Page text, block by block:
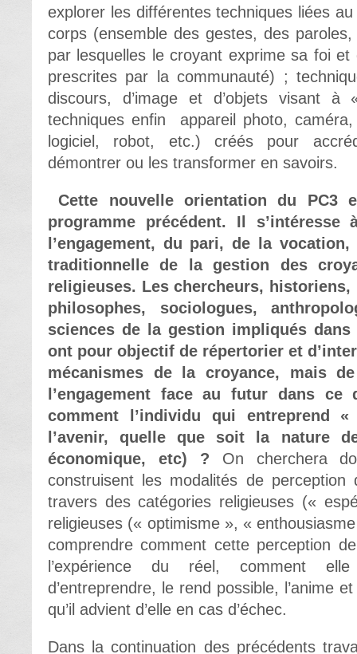
explorer les différentes techniques liées
corps (ensemble des gestes, des
par lesquelles le croyant exprime sa foi
prescrites par la communauté) ;
discours, d’image et d’objets visant
techniques enfin appareil photo,
logiciel, robot, etc.) créés pour
démontrer ou les transformer en savoirs.
Cette nouvelle orientation du PC3
programme précédent. Il
l’engagement, du pari, de la vocation,
traditionnelle de la gestion des
religieuses. Les chercheurs,
philosophes, sociologues,
sciences de la gestion impliqués dans
ont pour objectif de répertorier et
mécanismes de la croyance, mais
l’engagement face au futur dans
comment l’individu qui entreprend
l’avenir, quelle que soit la nature
économique, etc) ? On cherchera
construisent les modalités de perception
travers des catégories religieuses («
religieuses (« optimisme », «
comprendre comment cette perception
l’expérience du réel, comment
d’entreprendre, le rend possible, l’anime
qu’il advient d’elle en cas d’échec.
Dans la continuation des précédents